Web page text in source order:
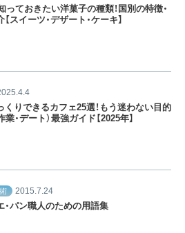
知っておきたい洋菓子の種類！国別の特徴・
スイーツ・デザート・ケーキ】
くりできるカフェ25選！もう迷わない目的
業・デート）最強ガイド【2025年】
2015.7.24
・パン職人のための用語集